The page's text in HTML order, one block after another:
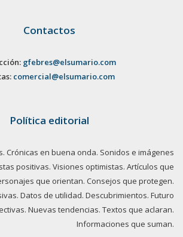
Contactos
gfebres@elsumario.com
comercial@elsumario.com
Política editorial
Crónicas en buena onda. Sonidos e imágenes
positivas. Visiones optimistas. Artículos que
que orientan. Consejos que protegen.
Datos de utilidad. Descubrimientos. Futuro
Nuevas tendencias. Textos que aclaran.
Informaciones que suman.